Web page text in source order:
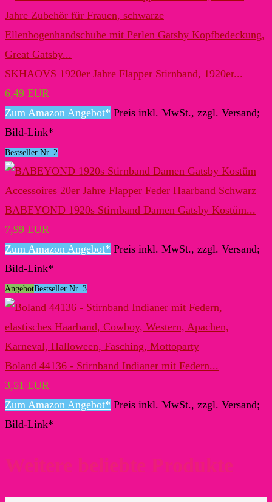
SKHAOVS 1920er Jahre Flapper Stirnband, 1920er...
6,49 EUR
Zum Amazon Angebot* Preis inkl. MwSt., zzgl. Versand;
Bild-Link*
Bestseller Nr. 2
BABEYOND 1920s Stirnband Damen Gatsby Kostüm...
7,99 EUR
Zum Amazon Angebot* Preis inkl. MwSt., zzgl. Versand;
Bild-Link*
AngebotBestseller Nr. 3
Boland 44136 - Stirnband Indianer mit Federn...
3,51 EUR
Zum Amazon Angebot* Preis inkl. MwSt., zzgl. Versand;
Bild-Link*
Weitere beliebte Produkte